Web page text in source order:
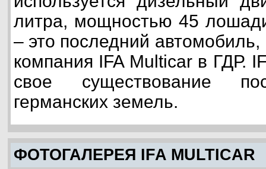
литра, мощностью 45
– это последний
компания IFA Multicar в ГДР.
свое существование
германских земель.
ФОТОГАЛЕРЕЯ IFA MULTICAR